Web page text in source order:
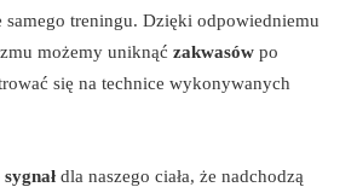
treningu. Dzięki odpowiedniemu
możemy uniknąć zakwasów po
się na technice wykonywanych
dla naszego ciała, że nadchodzą